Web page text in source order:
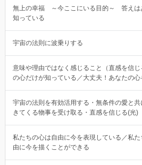
無上の幸福 ～今ここにいる目的～ 答えは
知っている
宇宙の法則に波乗りする
意味や理由ではなく感じること（直感を信
の心だけが知っている／大丈夫！あなたの
宇宙の法則を有効活用する・無条件の愛と
きてくる物事を受け取る・直感を信じる(光)
私たちの心は自由に今を表現している／私
由に今を描くことができる